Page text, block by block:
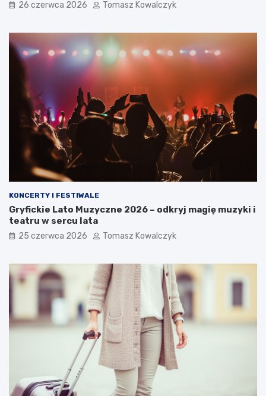
26 czerwca 2026 Tomasz Kowalczyk
KONCERTY I FESTIWALE
Gryfickie Lato Muzyczne 2026 – odkryj magię muzyki i
teatru w sercu lata
25 czerwca 2026 Tomasz Kowalczyk